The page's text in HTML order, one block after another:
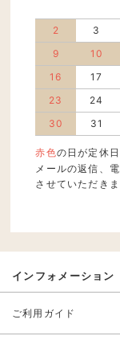
2
3
9
10
16
17
23
24
30
31
赤色の日が定休日
メールの返信、
させていただきま
インフォメーション
ご利用ガイド